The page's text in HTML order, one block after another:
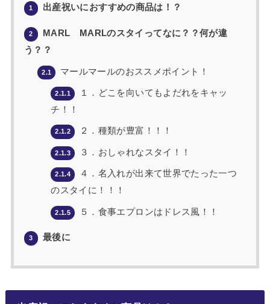
1 出産祝いにおすすめの商品は！？
2
MARL MARLのスタイってなに？？何が違
う？？
2.1 マールマールのおススメポイント！
2.1.1
１．どこを向いてもよだれをキャッ
チ！！
2.1.2 ２．種類が豊富！！！
2.1.3 ３．おしゃれなスタイ！！
2.1.4
４．名入れが出来て世界でたった一つ
のスタイに！！！
2.1.5 ５．食事エプロンはドレス風！！
3 最後に